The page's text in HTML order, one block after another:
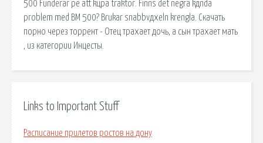
500 Funderar pе att kцpa traktor. Finns det nеgra kдnda
problem med BM 500? Brukar snabbvдxeln krеngla. Скачать
порно через торрент - Отец трахает дочь, а сын трахает мать
, из категории Инцесты.
Links to Important Stuff
Расписание прилетов ростов на дону